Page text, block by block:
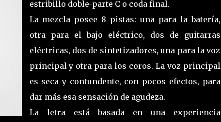
estribillo doble-parte C o coda final.
La mezcla posee 8 pistas: una para la batería,
otra para el bajo eléctrico, dos de guitarras
eléctricas, dos de sintetizadores, una para la voz
principal y otra para los coros. La voz principal
es seca y contundente, con pocos efectos, para
dar más esa sensación de agudeza.
La letra está basada en una experiencia